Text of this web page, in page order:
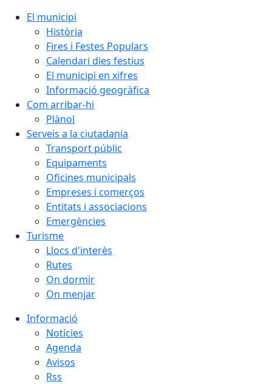
El municipi
Història
Fires i Festes Populars
Calendari dies festius
El municipi en xifres
Informació geogràfica
Com arribar-hi
Plànol
Serveis a la ciutadania
Transport públic
Equipaments
Oficines municipals
Empreses i comerços
Entitats i associacions
Emergències
Turisme
Llocs d'interès
Rutes
On dormir
On menjar
Informació
Notícies
Agenda
Avisos
Rss